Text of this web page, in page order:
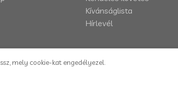
Kívánságlista
Hírlevél
mely cookie-kat engedélyezel.